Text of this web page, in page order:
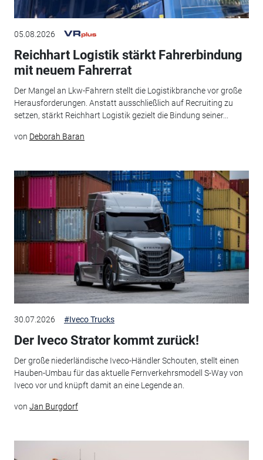
05.08.2026
Reichhart Logistik stärkt Fahrerbindung
mit neuem Fahrerrat
Der Mangel an Lkw-Fahrern stellt die Logistikbranche vor große
Herausforderungen. Anstatt ausschließlich auf Recruiting zu
setzen, stärkt Reichhart Logistik gezielt die Bindung seiner...
von Deborah Baran
30.07.2026 #Iveco Trucks
Der Iveco Strator kommt zurück!
Der große niederländische Iveco-Händler Schouten, stellt einen
Hauben-Umbau für das aktuelle Fernverkehrsmodell S-Way von
Iveco vor und knüpft damit an eine Legende an.
von Jan Burgdorf